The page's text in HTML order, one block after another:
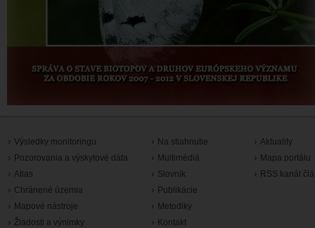
Výsledky monitoringu
Pozorovania a výskytové dáta
Atlas
Chránené územia
Mapové nástroje
Žiadosti a výnimky
Na stiahnutie
Multimédiá
Slovník
Publikácie
Metodiky
Kontakt
Aktuality
Mapa portálu
RSS kanál